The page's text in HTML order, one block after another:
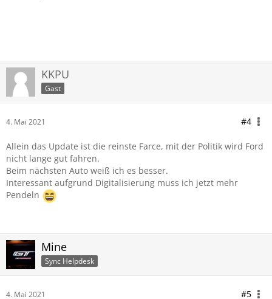
KKPU
Gast
4. Mai 2021 #4
Allein das Update ist die reinste Farce, mit der Politik wird Ford
nicht lange gut fahren.
Beim nächsten Auto weiß ich es besser.
Interessant aufgrund Digitalisierung muss ich jetzt mehr
Pendeln
Mine
Sync Helpdesk
4. Mai 2021 #5